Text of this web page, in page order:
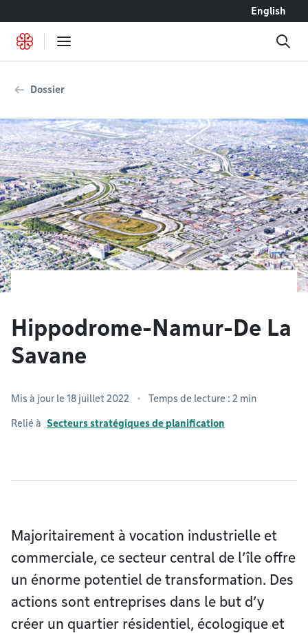
English
Dossier
Hippodrome-Namur-De La
Savane
Mis à jour le 18 juillet 2022 Temps de lecture : 2 min
Relié à Secteurs stratégiques de planification
Majoritairement à vocation industrielle et
commerciale, ce secteur central de l’île offre
un énorme potentiel de transformation. Des
actions sont entreprises dans le but d’y
créer un quartier résidentiel, écologique et